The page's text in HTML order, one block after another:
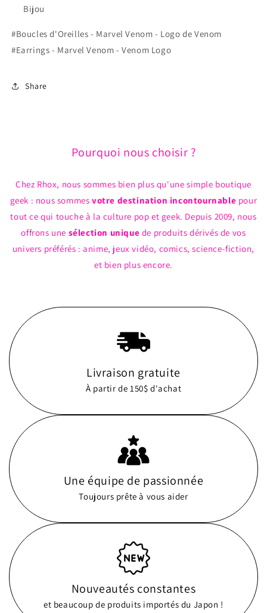
Bijou
#Boucles d'Oreilles - Marvel Venom - Logo de Venom
#Earrings - Marvel Venom - Venom Logo
Share
Pourquoi nous choisir ?
Chez Rhox, nous sommes bien plus qu'une simple boutique
geek : nous sommesvotre destination incontournable pour
tout ce qui touche à la culture pop et geek. Depuis 2009, nous
offrons une sélection unique de produits dérivés de vos
univers préférés : anime, jeux vidéo, comics, science-fiction,
et bien plus encore.
Livraison gratuite
À partir de 150$ d'achat
Une équipe de passionnée
Toujours prête à vous aider
Nouveautés constantes
et beaucoup de produits importés du Japon !